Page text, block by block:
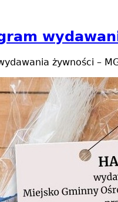
żywności –